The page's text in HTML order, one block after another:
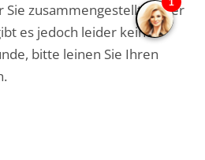
Sie zusammengestellt. In der
es jedoch leider keine
bitte leinen Sie Ihren